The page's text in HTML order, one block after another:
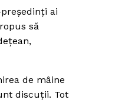
ai
să
de mâine
discuţii. Tot